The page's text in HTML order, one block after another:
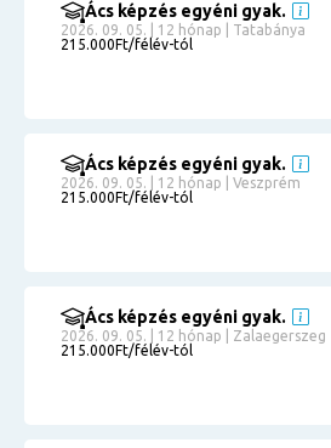
Ács képzés egyéni gyak.
2026. 09. 05. | 12 hónap | Tatabánya
215.000Ft/félév-tól
Ács képzés egyéni gyak.
2026. 09. 05. | 12 hónap | Veszprém
215.000Ft/félév-tól
Ács képzés egyéni gyak.
2026. 09. 05. | 12 hónap | Zalaegerszeg
215.000Ft/félév-tól